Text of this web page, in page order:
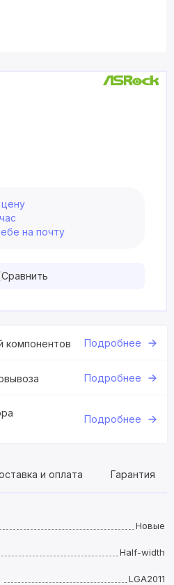
на почту
Сравнить
компонентов Подробнее
Подробнее
Подробнее
и оплата Гарантия
Новые
Half-width
LGA2011